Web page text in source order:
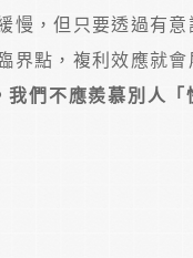
慢，但只要透過有意
界點，複利效應就會
我們不應羨慕別人「